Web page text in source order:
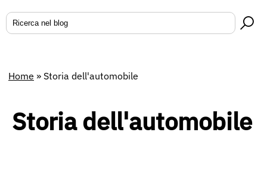
Home » Storia dell'automobile
Storia dell'automobile